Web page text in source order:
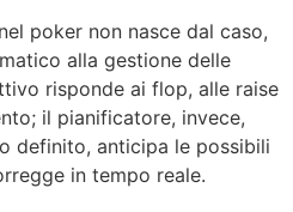
poker non nasce dal caso,
alla gestione delle
risponde ai flop, alle raise
il pianificatore, invece,
definito, anticipa le possibili
in tempo reale.